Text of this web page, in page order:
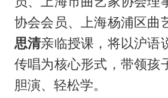
协会会员、上海杨浦区曲
思清亲临授课，将以沪语
传唱为核心形式，带领孩
胆演、轻松学。